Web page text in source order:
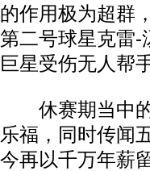
的作用极为超群
第二号球星克雷-
巨星受伤无人帮
休赛期当中的
乐福，同时传闻
今再以千万年薪